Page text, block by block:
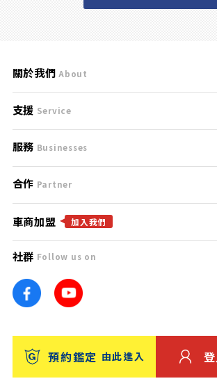
關於我們 About
刊登規範
服務條款
免責聲明
隱私權政策
團隊
車訊網
台灣優良中古車商大獎
支援 Service
支援中心
聯絡我們
服務 Businesses
什麼是Goo鑑定？
找好車
找好店
找海外車
消費者評價
保固
合作 Partner
合作夥伴
廣告合作
車商加盟 加入我們
社群 Follow us on
預約鑑定 由此進入